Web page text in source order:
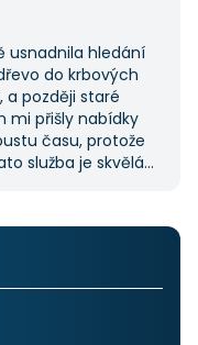
usnadnila hledání
do krbových
a později staré
mi přišly nabídky
času, protože
služba je skvělá